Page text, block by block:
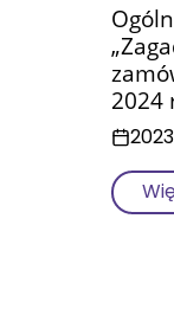
2024